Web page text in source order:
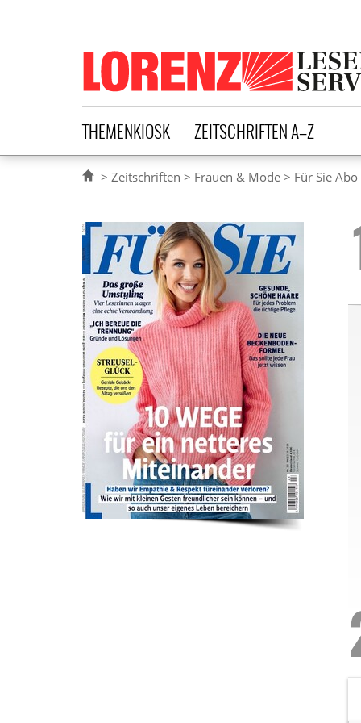
Lorenz Leserservice
THEMENKIOSK ZEITSCHRIFTEN A–Z
Zeitschriften Frauen & Mode Für Sie Abo